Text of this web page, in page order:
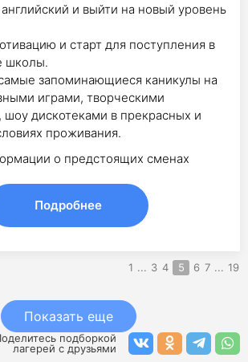
и выйти на новый уровень
и старт для поступления в
школы.
запоминающиеся каникулы на
играми, творческими
дискотеками в прекрасных и
проживания.
о предстоящих сменах
Подробнее
1 ... 3 4 5 6 7 ... 19
Показать еще
подборкой
лагерей с друзьями